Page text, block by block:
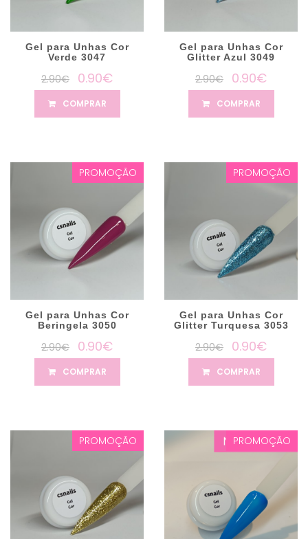
Gel para Unhas Cor
Verde 3047
2.90€ 0.90€
COMPRAR
Gel para Unhas Cor
Glitter Azul 3049
2.90€ 0.90€
COMPRAR
PROMOÇÃO
Gel para Unhas Cor
Beringela 3050
2.90€ 0.90€
COMPRAR
PROMOÇÃO
Gel para Unhas Cor
Glitter Turquesa 3053
2.90€ 0.90€
COMPRAR
PROMOÇÃO PROMOÇÃO